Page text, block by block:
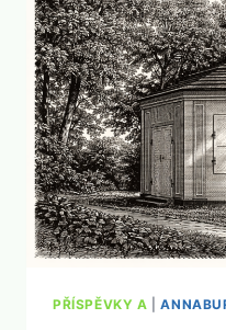
PŘÍSPĚVKY A |